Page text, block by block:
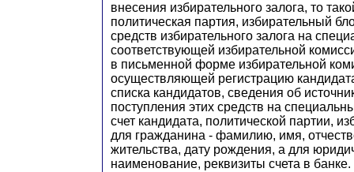
внесения избирательного залога, то
политическая партия, избирательный
средств избирательного залога на
соответствующей избирательной
в письменной форме избирательной
осуществляющей регистрацию
списка кандидатов, сведения об
поступления этих средств на
счет кандидата, политической партии,
для гражданина - фамилию, имя,
жительства, дату рождения, а для
наименование, реквизиты счета в банке.